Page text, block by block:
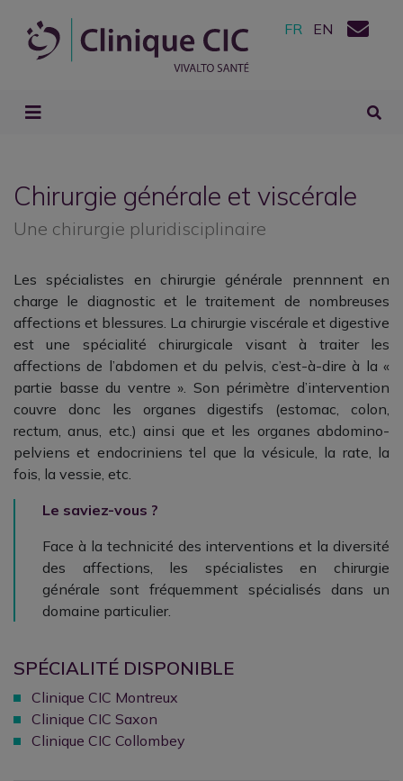
FR EN
Chirurgie générale et viscérale
Une chirurgie pluridisciplinaire
Les spécialistes en chirurgie générale prennnent en
charge le diagnostic et le traitement de nombreuses
affections et blessures. La chirurgie viscérale et digestive
est une spécialité chirurgicale visant à traiter les
affections de l’abdomen et du pelvis, c’est-à-dire à la «
partie basse du ventre ». Son périmètre d’intervention
couvre donc les organes digestifs (estomac, colon,
rectum, anus, etc.) ainsi que et les organes abdomino-
pelviens et endocriniens tel que la vésicule, la rate, la
fois, la vessie, etc.
Le saviez-vous ?
Face à la technicité des interventions et la diversité
des affections, les spécialistes en chirurgie
générale sont fréquemment spécialisés dans un
domaine particulier.
SPÉCIALITÉ DISPONIBLE
Clinique CIC Montreux
Clinique CIC Saxon
Clinique CIC Collombey